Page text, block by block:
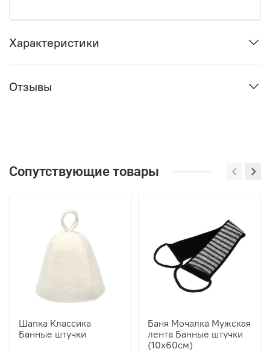
Характеристики
Отзывы
Сопутствующие товары
Шапка Классика
Банные штучки
Баня Мочалка Мужская
лента Банные штучки
(10х60см)